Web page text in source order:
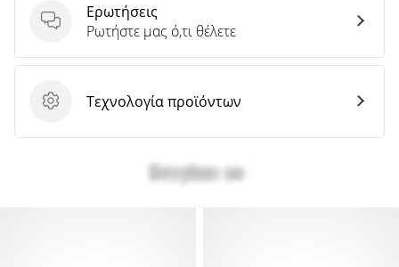
Ερωτήσεις
Ερωτήσεις
Ρωτήστε μας ό,τι θέλετε
Τεχνολογία προϊόντων
Τεχνολογία προϊόντων